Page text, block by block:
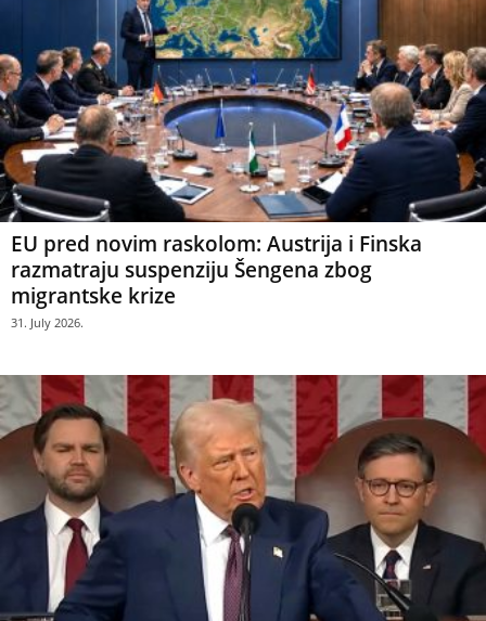
EU pred novim raskolom: Austrija i Finska
razmatraju suspenziju Šengena zbog
migrantske krize
31. July 2026.